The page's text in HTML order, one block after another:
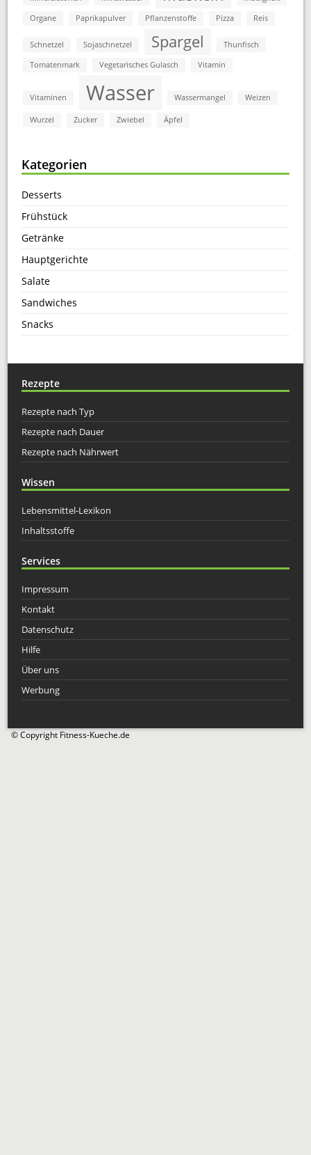
Organe Paprikapulver Pflanzenstoffe Pizza Reis
Schnetzel Sojaschnetzel Spargel Thunfisch
Tomatenmark Vegetarisches Gulasch Vitamin
Vitaminen Wasser Wassermangel Weizen
Wurzel Zucker Zwiebel Äpfel
Kategorien
Desserts
Frühstück
Getränke
Hauptgerichte
Salate
Sandwiches
Snacks
Rezepte
Rezepte nach Typ
Rezepte nach Dauer
Rezepte nach Nährwert
Wissen
Lebensmittel-Lexikon
Inhaltsstoffe
Services
Impressum
Kontakt
Datenschutz
Hilfe
Über uns
Werbung
© Copyright Fitness-Kueche.de